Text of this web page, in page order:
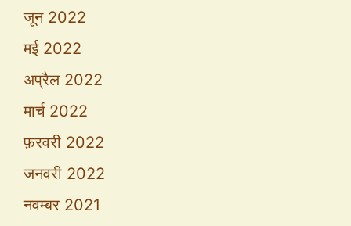
जून 2022
मई 2022
अप्रैल 2022
मार्च 2022
फ़रवरी 2022
जनवरी 2022
नवम्बर 2021